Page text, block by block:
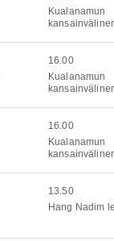
Kualanamun
16.00
Kualanamun
16.00
Kualanamun
13.50
Hang Nadim